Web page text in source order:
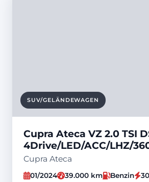
SUV/GELÄNDEWAGEN
Cupra Ateca VZ 2.0 TSI
4Drive/LED/ACC/LHZ/
Cupra Ateca
01/2024 39.000 km Benzin